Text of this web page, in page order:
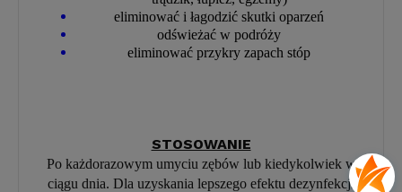
eliminować i łagodzić skutki oparzeń
odświeżać w podróży
eliminować przykry zapach stóp
STOSOWANIE
Po każdorazowym umyciu zębów lub kiedykolwiek w
ciągu dnia. Dla uzyskania lepszego efektu dezynfekcji